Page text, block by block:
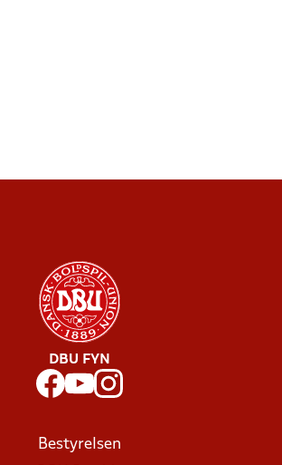
DBU FYN
Bestyrelsen